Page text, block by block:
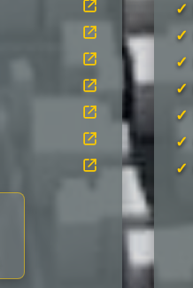
✓
✓
✓
✓
✓
✓
✓